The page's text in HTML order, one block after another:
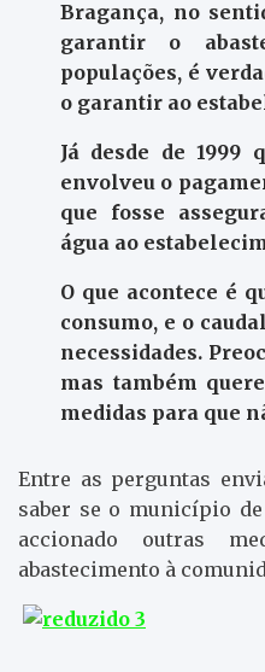
Bragança, no
garantir o
populações, é
o garantir ao
Já desde de 1999
envolveu o
que fosse
água ao
O que acontece é
consumo, e o
necessidades.
mas também
medidas para que
Entre as perguntas
saber se o município
accionado outras
abastecimento à